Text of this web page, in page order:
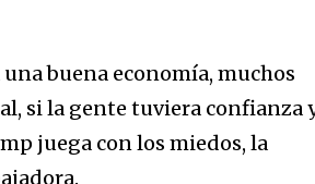
buena economía, muchos
si la gente tuviera confianza
juega con los miedos, la